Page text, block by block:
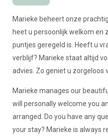
Marieke beheert onze
heet u persoonlijk welkom en
puntjes geregeld is. Heeft u
verblijf? Marieke staat altijd
advies. Zo geniet u zorgeloos
Marieke manages our
will personally welcome you
arranged. Do you have any
your stay? Marieke is always